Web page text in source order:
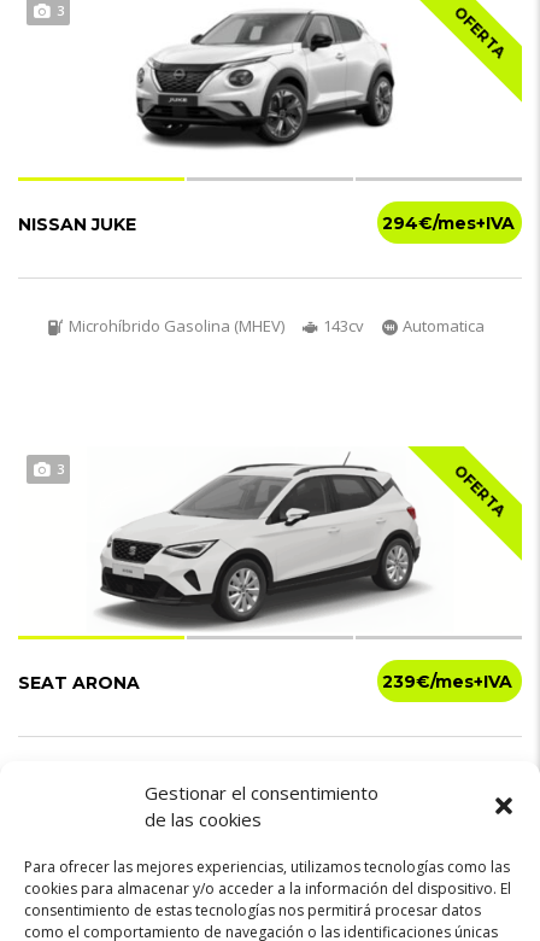
Gestionar el consentimiento
de las cookies
Para ofrecer las mejores experiencias, utilizamos tecnologías como las
cookies para almacenar y/o acceder a la información del dispositivo. El
consentimiento de estas tecnologías nos permitirá procesar datos
como el comportamiento de navegación o las identificaciones únicas
OFERTA
3
294€
NISSAN JUKE
Microhíbrido Gasolina (MHEV) 143cv Automatica
OFERTA
3
239€
SEAT ARONA
115cv